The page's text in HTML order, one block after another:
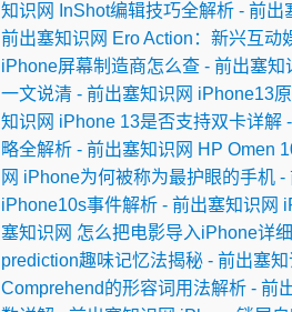
知识网
InShot编辑技巧全解析 - 前出
前出塞知识网 Ero Action：新兴互动
iPhone屏幕制造商怎么查 - 前出塞知
一文说清 - 前出塞知识网 iPhone13
知识网 iPhone 13是否支持双卡详解
略全解析 - 前出塞知识网 HP Omen
网 iPhone为何被称为最护眼的手机 -
iPhone10s事件解析 - 前出塞知识网
塞知识网 怎么把电影导入iPhone详
prediction趣味记忆法揭秘 - 前出塞知
Comprehend的形容词用法解析 - 前